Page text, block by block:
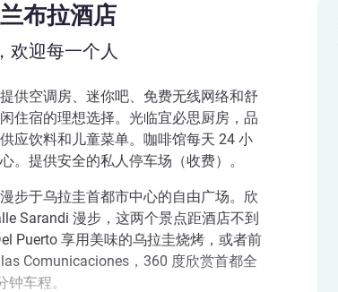
布拉酒店
欢迎每一个人
供空调房、迷你吧、免费无线网络和舒
住宿的理想选择。光临宜必思厨房，品
应饮料和儿童菜单。咖啡馆每天 24 小
。提供安全的私人停车场（收费）。
步于乌拉圭首都市中心的自由广场。欣
Sarandi 漫步，这两个景点距酒店不到
Puerto 享用美味的乌拉圭烧烤，或者前
Comunicaciones，360 度欣赏首都全
车程。